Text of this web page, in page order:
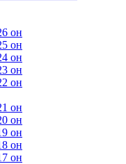
он
он
он
он
он
он
он
он
он
он